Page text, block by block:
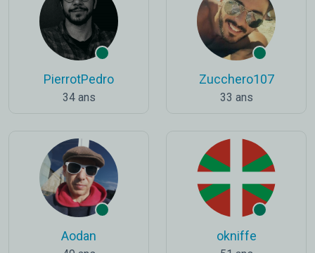
PierrotPedro
34 ans
Zucchero107
33 ans
Aodan okniffe